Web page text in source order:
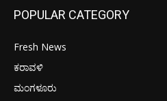
POPULAR CATEGORY
Fresh News
ಕರಾವಳಿ
ಮಂಗಳೂರು